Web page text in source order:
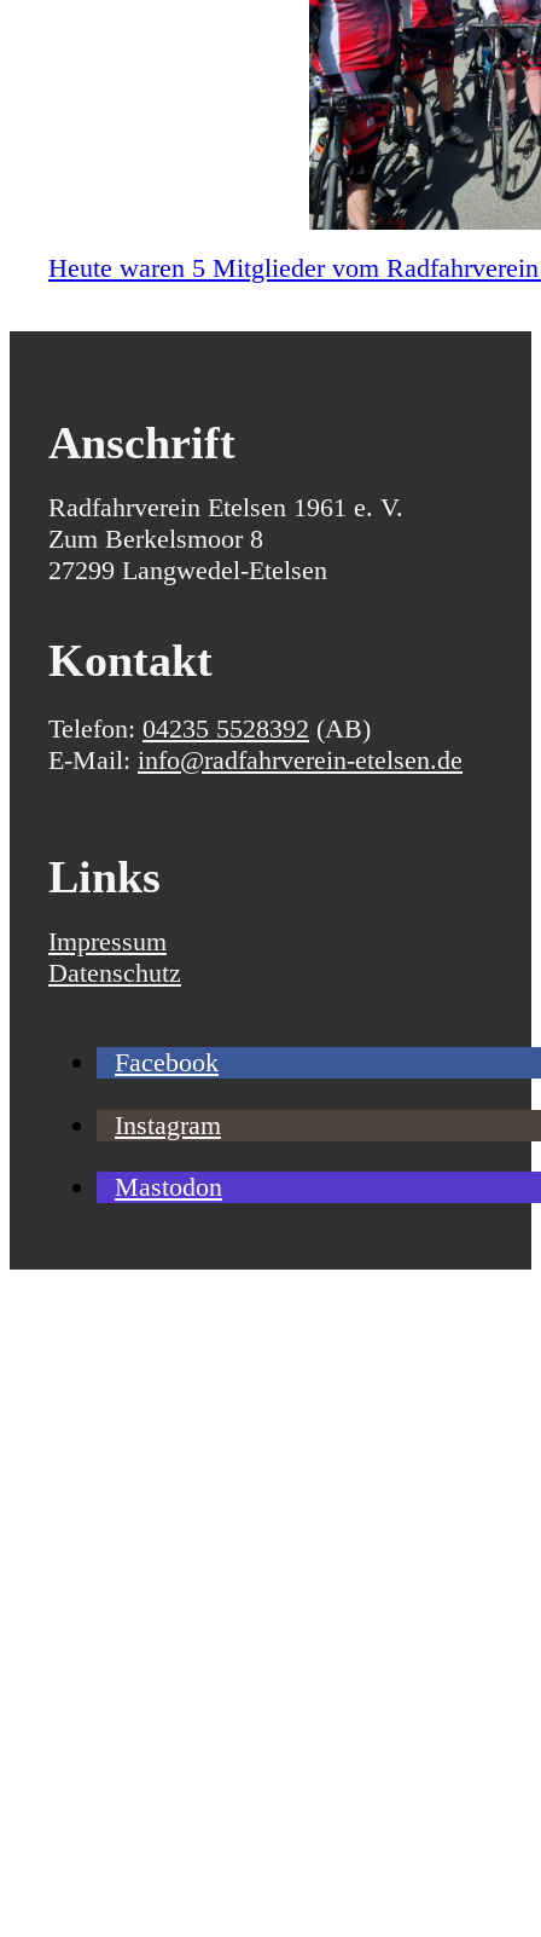
Heute waren 5 Mitglieder vom
Anschrift
Radfahrverein Etelsen 1961 e. V.
Zum Berkelsmoor 8
27299 Langwedel-Etelsen
Kontakt
Telefon: 04235 5528392 (AB)
E-Mail: info@radfahrverein-etelsen.de
Links
Impressum
Datenschutz
Facebook
Instagram
Mastodon